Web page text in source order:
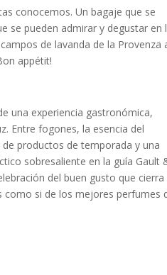
conocemos. Un bagaje que se
se pueden admirar y degustar en
de lavanda de la Provenza
appétit!
una experiencia gastronómica,
Entre fogones, la esencia del
productos de temporada y una
sobresaliente en la guía Gault
del buen gusto que cierra
como si de los mejores perfumes